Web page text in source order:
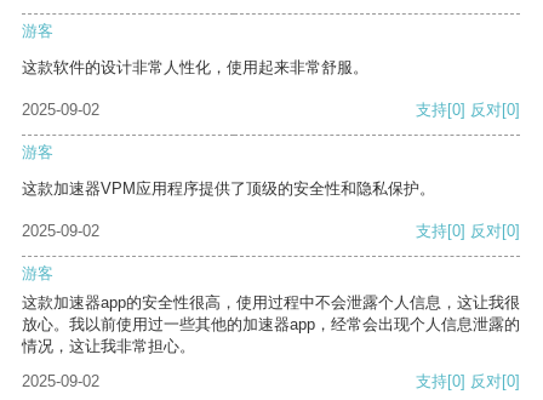
游客
这款软件的设计非常人性化，使用起来非常舒服。
2025-09-02 支持[0] 反对[0]
游客
这款加速器VPM应用程序提供了顶级的安全性和隐私保护。
2025-09-02 支持[0] 反对[0]
游客
这款加速器app的安全性很高，使用过程中不会泄露个人信息，这让我很
放心。我以前使用过一些其他的加速器app，经常会出现个人信息泄露的
情况，这让我非常担心。
2025-09-02
支持[0] 反对[0]